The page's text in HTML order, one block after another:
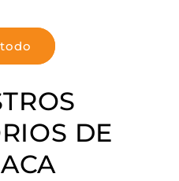
DE